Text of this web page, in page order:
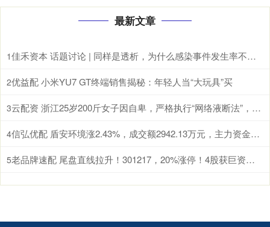
最新文章
1 佳禾资本 话题讨论 | 同样是透析，为什么感染事件发生率不能简单“排排坐”？
2优益配 小米YU7 GT终端销售揭秘：年轻人当“大玩具”买
3 云配资 浙江25岁200斤女子因自卑，严格执行“网络液断法”，一周瘦了15斤却“差点没命”；医生：这类人要远离网红减肥法
4 信弘优配 盾安环境涨2.43%，成交额2942.13万元，主力资金净流出260.27万元
5 老品牌速配 尾盘直线拉升！301217，20%涨停！4股获巨资抢筹